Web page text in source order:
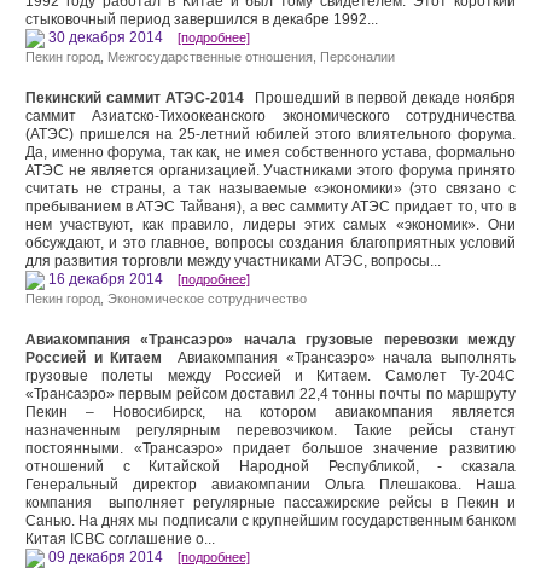
стыковочный период завершился в декабре 1992...
30 декабря 2014 [подробнее]
Пекин город Межгосударственные отношения Персоналии
Пекинский саммит АТЭС-2014 Прошедший в первой декаде ноября
саммит Азиатско-Тихоокеанского экономического сотрудничества
(АТЭС) пришелся на 25-летний юбилей этого влиятельного форума.
Да, именно форума, так как, не имея собственного устава, формально
АТЭС не является организацией. Участниками этого форума принято
считать не страны, а так называемые «экономики» (это связано с
пребыванием в АТЭС Тайваня), а вес саммиту АТЭС придает то, что в
нем участвуют, как правило, лидеры этих самых «экономик». Они
обсуждают, и это главное, вопросы создания благоприятных условий
для развития торговли между участниками АТЭС, вопросы...
16 декабря 2014 [подробнее]
Пекин город Экономическое сотрудничество
Авиакомпания «Трансаэро» начала грузовые перевозки между
Россией и Китаем Авиакомпания «Трансаэро» начала выполнять
грузовые полеты между Россией и Китаем. Самолет Ту-204С
«Трансаэро» первым рейсом доставил 22,4 тонны почты по маршруту
Пекин – Новосибирск, на котором авиакомпания является
назначенным регулярным перевозчиком. Такие рейсы станут
постоянными. «Трансаэро» придает большое значение развитию
отношений с Китайской Народной Республикой, - сказала
Генеральный директор авиакомпании Ольга Плешакова. Наша
компания выполняет регулярные пассажирские рейсы в Пекин и
Санью. На днях мы подписали с крупнейшим государственным банком
Китая ICBC соглашение о...
09 декабря 2014 [подробнее]